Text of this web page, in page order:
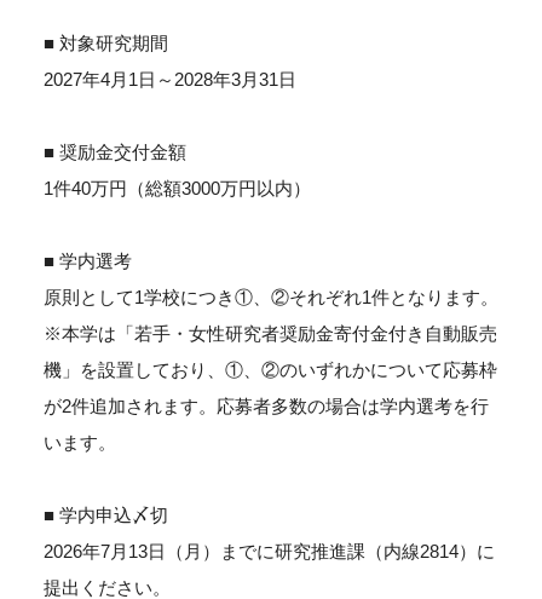
■ 対象研究期間
2027年4月1日～2028年3月31日
■ 奨励金交付金額
1件40万円（総額3000万円以内）
■ 学内選考
原則として1学校につき①、②それぞれ1件となります。
※本学は「若手・女性研究者奨励金寄付金付き自動販売
機」を設置しており、①、②のいずれかについて応募枠
が2件追加されます。応募者多数の場合は学内選考を行
います。
■ 学内申込〆切
2026年7月13日（月）までに研究推進課（内線2814）に
提出ください。